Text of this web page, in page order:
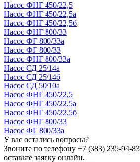
Насос ФНГ 450/22,5
Насос ФНГ 450/22,5а
Насос ФНГ 450/22,5б
Насос ФНГ 800/33
Насос ФГ 800/33а
Насос ФГ 800/33
Насос ФНГ 800/33а
Насос СД 25/14а
Насос СД 25/14б
Насос СД 50/10а
Насос ФНГ 450/22,5
Насос ФНГ 450/22,5а
Насос ФНГ 450/22,5б
Насос ФНГ 800/33
Насос ФГ 800/33а
У вас остались вопросы?
Звоните по телефону +7 (383) 235-94-83
оставьте заявку онлайн.